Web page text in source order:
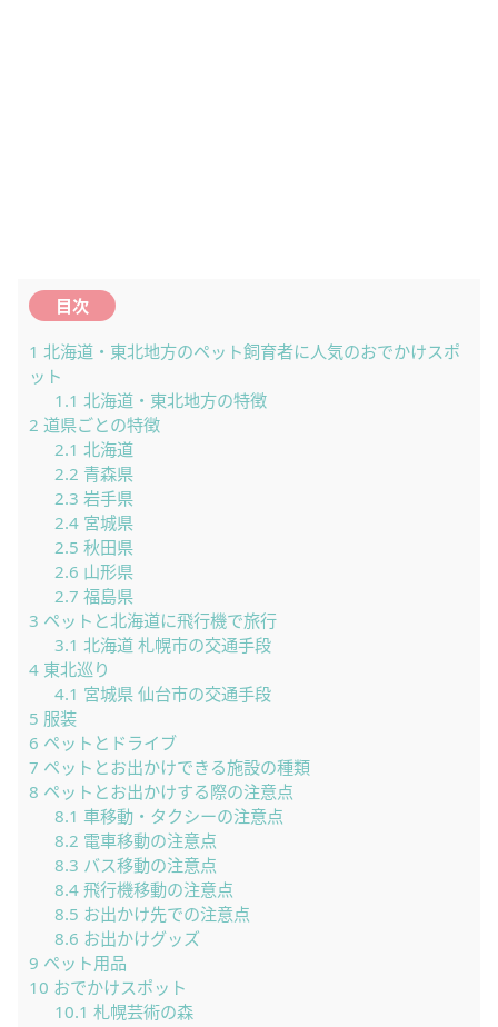
目次
1 北海道・東北地方のペット飼育者に人気のおでかけスポ
ット
1.1 北海道・東北地方の特徴
2 道県ごとの特徴
2.1 北海道
2.2 青森県
2.3 岩手県
2.4宮城県
2.5 秋田県
2.6 山形県
2.7 福島県
3 ペットと北海道に飛行機で旅行
3.1 北海道 札幌市の交通手段
4 東北巡り
4.1 宮城県 仙台市の交通手段
5 服装
6 ペットとドライブ
7 ペットとお出かけできる施設の種類
8 ペットとお出かけする際の注意点
8.1 車移動・タクシーの注意点
8.2 電車移動の注意点
8.3 バス移動の注意点
8.4飛行機移動の注意点
8.5 お出かけ先での注意点
8.6 お出かけグッズ
9 ペット用品
10 おでかけスポット
10.1 札幌芸術の森